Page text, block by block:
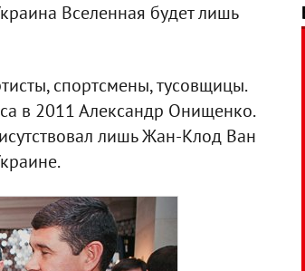
Вселенная будет лишь
спортсмены, тусовщицы.
в 2011 Александр Онищенко.
лишь Жан-Клод Ван